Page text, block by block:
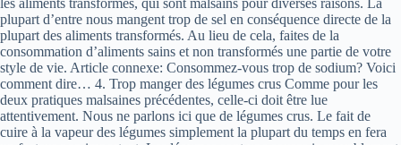
les aliments transformés, qui sont malsains pour diverses raisons. La
plupart d’entre nous mangent trop de sel en conséquence directe de la
plupart des aliments transformés. Au lieu de cela, faites de la
consommation d’aliments sains et non transformés une partie de votre
style de vie. Article connexe: Consommez-vous trop de sodium? Voici
comment dire… 4. Trop manger des légumes crus Comme pour les
deux pratiques malsaines précédentes, celle-ci doit être lue
attentivement. Nous ne parlons ici que de légumes crus. Le fait de
cuire à la vapeur des légumes simplement la plupart du temps en fera